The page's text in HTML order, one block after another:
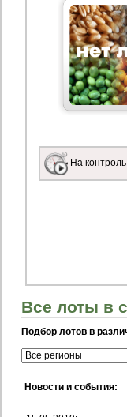
На контроль
Все лоты в
Подбор лотов в
Новости и события: